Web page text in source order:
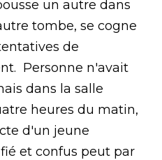
un autre dans
tombe, se cogne
de
Personne n'avait
dans la salle
heures du matin,
d'un jeune
et confus peut par